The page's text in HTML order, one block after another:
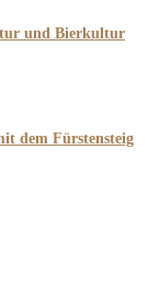
und Bierkultur
dem Fürstensteig